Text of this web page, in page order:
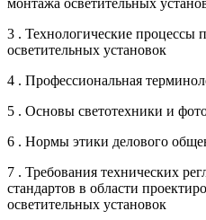
3 . Технологические процессы
осветительных установок
4 . Профессиональная
5 . Основы светотехники и
6 . Нормы этики делового
7 . Требования технических
стандартов в области
осветительных установок